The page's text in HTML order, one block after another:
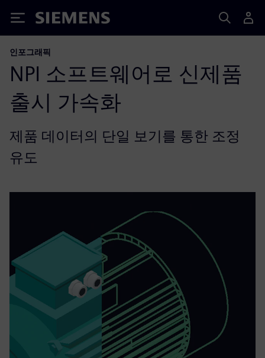
Siemens
인포그래픽
NPI 소프트웨어로 신제품
출시 가속화
제품 데이터의 단일 보기를 통한 조정
유도